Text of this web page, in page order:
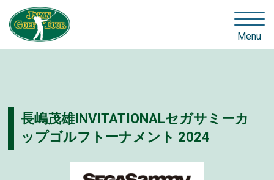
Menu
長嶋茂雄INVITATIONALセガサミーカ
ップゴルフトーナメント 2024